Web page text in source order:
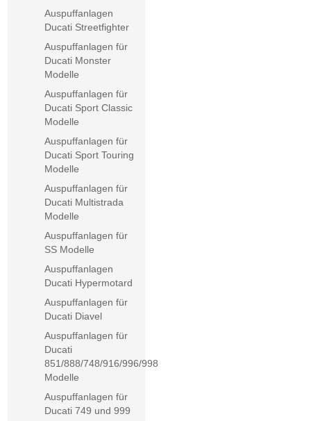
Auspuffanlagen
Ducati Streetfighter
Auspuffanlagen für
Ducati Monster
Modelle
Auspuffanlagen für
Ducati Sport Classic
Modelle
Auspuffanlagen für
Ducati Sport Touring
Modelle
Auspuffanlagen für
Ducati Multistrada
Modelle
Auspuffanlagen für
SS Modelle
Auspuffanlagen
Ducati Hypermotard
Auspuffanlagen für
Ducati Diavel
Auspuffanlagen für
Ducati
851/888/748/916/996/998
Modelle
Auspuffanlagen für
Ducati 749 und 999